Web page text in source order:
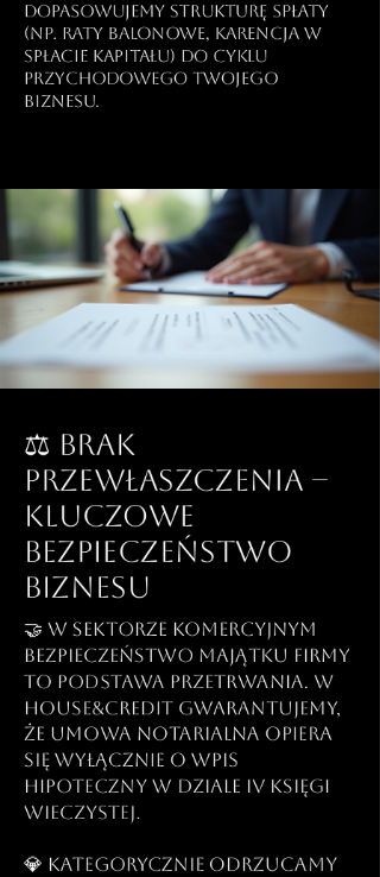
dopasowujemy strukturę spłaty
(np. raty balonowe, karencja w
spłacie kapitału) do cyklu
przychodowego Twojego
biznesu.
⚖️ Brak
przewłaszczenia –
Kluczowe
bezpieczeństwo
biznesu
🤝 W sektorze komercyjnym
bezpieczeństwo majątku firmy
to podstawa przetrwania. W
house&credit gwarantujemy,
że umowa notarialna opiera
się wyłącznie o wpis
hipoteczny w dziale IV Księgi
Wieczystej.
💎 Kategorycznie odrzucamy